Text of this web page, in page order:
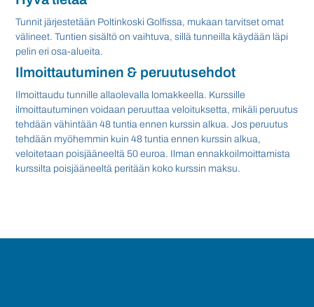
Tunnit järjestetään Poltinkoski Golfissa, mukaan tarvitset omat
välineet. Tuntien sisältö on vaihtuva, sillä tunneilla käydään läpi
pelin eri osa-alueita.
Ilmoittautuminen & peruutusehdot
Ilmoittaudu tunnille allaolevalla lomakkeella. Kurssille
ilmoittautuminen voidaan peruuttaa veloituksetta, mikäli peruutus
tehdään vähintään 48 tuntia ennen kurssin alkua. Jos peruutus
tehdään myöhemmin kuin 48 tuntia ennen kurssin alkua,
veloitetaan poisjääneeltä 50 euroa. Ilman ennakkoilmoittamista
kurssilta poisjääneeltä peritään koko kurssin maksu.